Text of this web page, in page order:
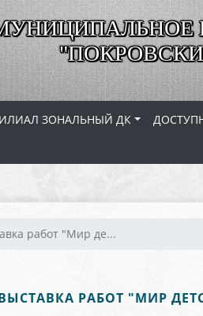
ЗОНАЛЬНЫЙ ДК
работ "Мир де...
РАБОТ "МИР